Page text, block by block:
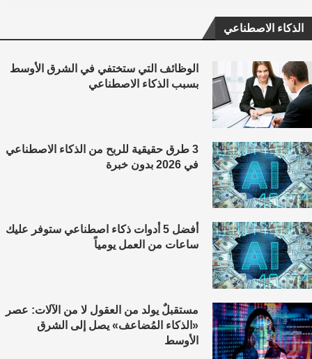
الذكاء الاصطناعي
الوظائف التي ستختفي في الشرق الأوسط
بسبب الذكاء الاصطناعي
3 طرق حقيقية للربح من الذكاء الاصطناعي
في 2026 بدون خبرة
أفضل 5 أدوات ذكاء اصطناعي ستوفر عليك
ساعات من العمل يومياً
مستقبلٌ يولد من العقول لا من الآلات: عصر
«الذكاء المُضاعف» يصل إلى الشرق
الأوسط